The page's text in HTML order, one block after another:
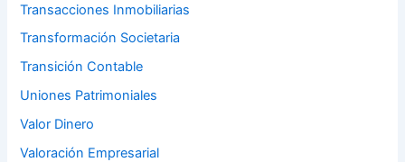
Transacciones Inmobiliarias
Transformación Societaria
Transición Contable
Uniones Patrimoniales
Valor Dinero
Valoración Empresarial